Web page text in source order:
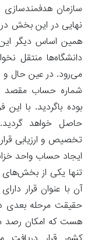
سازمان هدفمندسازی
نهایی در این بخش در
همین اساس دیگر
دانشگاه‌ها منتقل
می‌رود. در عین حال و
شماره حساب مقصد
بوده باگردید. با
حاصل خواهد
تخصیص و ارزیابی
ایجاد حساب واحد
تنها یکی از بخش‌های
آن با عنوان قرار
حقیقت مرحله بعدی
هست که امکان رصد